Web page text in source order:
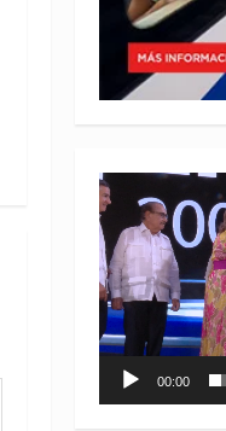
Reproductor
de
vídeo
00:00